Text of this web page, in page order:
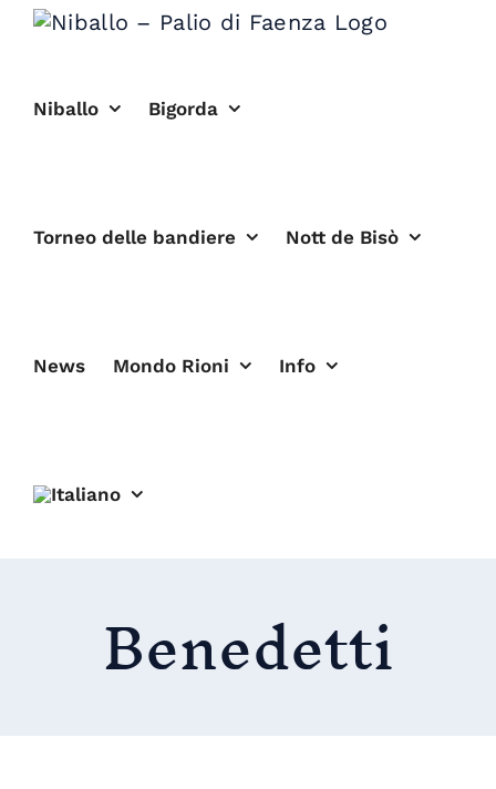
Salta
Niballo Bigorda
Torneo delle bandiere Nott de Bisò
News Mondo Rioni Info
Benedetti